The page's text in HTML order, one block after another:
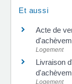
Et aussi
Acte de
Logement
Livraison
Logement